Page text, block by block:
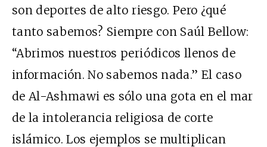
son deportes de alto riesgo. Pero ¿qué
tanto sabemos? Siempre con Saúl Bellow:
“Abrimos nuestros periódicos llenos de
información. No sabemos nada.” El caso
de Al-Ashmawi es sólo una gota en el mar
de la intolerancia religiosa de corte
islámico. Los ejemplos se multiplican